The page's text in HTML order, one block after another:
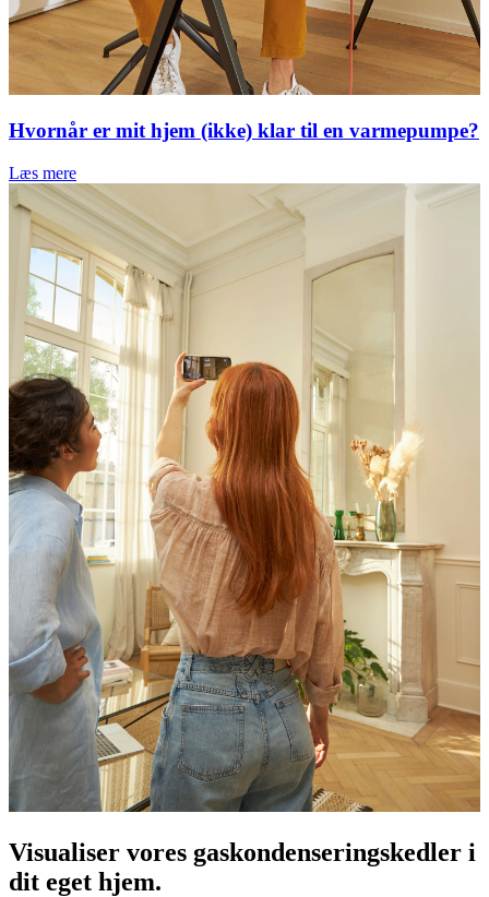
Hvornår er mit hjem (ikke) klar til en varmepumpe?
Læs mere
Visualiser vores gaskondenseringskedler i
dit eget hjem.